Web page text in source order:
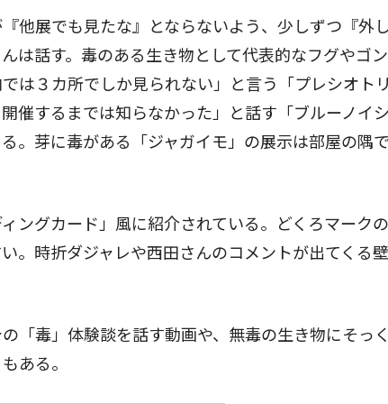
他展でも見たな』とならないよう、少しずつ『外
は話す。毒のある生き物として代表的なフグやゴ
は３カ所でしか見られない」と言う「プレシオト
催するまでは知らなかった」と話す「ブルーノイ
。芽に毒がある「ジャガイモ」の展示は部屋の隅
ングカード」風に紹介されている。どくろマーク
。時折ダジャレや西田さんのコメントが出てくる
「毒」体験談を話す動画や、無毒の生き物にそっ
ある。